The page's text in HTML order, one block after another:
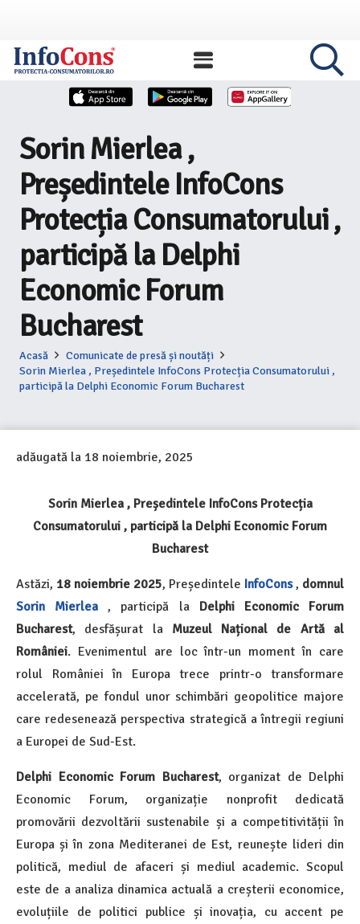
Sorin Mierlea ,
Președintele InfoCons
Protecția Consumatorului ,
participă la Delphi
Economic Forum
Bucharest
Acasă
Comunicate de presă și noutăți
Sorin Mierlea , Președintele InfoCons Protecția Consumatorului ,
participă la Delphi Economic Forum Bucharest
adăugată la 18 noiembrie, 2025
Sorin Mierlea , Președintele InfoCons Protecția
Consumatorului , participă la Delphi Economic Forum
Bucharest
Astăzi, 18 noiembrie 2025, Președintele InfoCons, domnul
Sorin Mierlea , participă la Delphi Economic Forum
Bucharest, desfășurat la Muzeul Național de Artă al
României. Evenimentul are loc într-un moment în care
rolul României în Europa trece printr-o transformare
accelerată, pe fondul unor schimbări geopolitice majore
care redesenează perspectiva strategică a întregii regiuni
a Europei de Sud-Est.
Delphi Economic Forum Bucharest, organizat de Delphi
Economic Forum, organizație nonprofit dedicată
promovării dezvoltării sustenabile și a competitivității în
Europa și în zona Mediteranei de Est, reunește lideri din
politică, mediul de afaceri și mediul academic. Scopul
este de a analiza dinamica actuală a creșterii economice,
evoluțiile de politici publice și inovația, cu accent pe